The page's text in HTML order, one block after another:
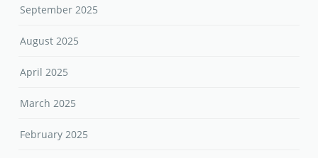
September 2025
August 2025
April 2025
March 2025
February 2025